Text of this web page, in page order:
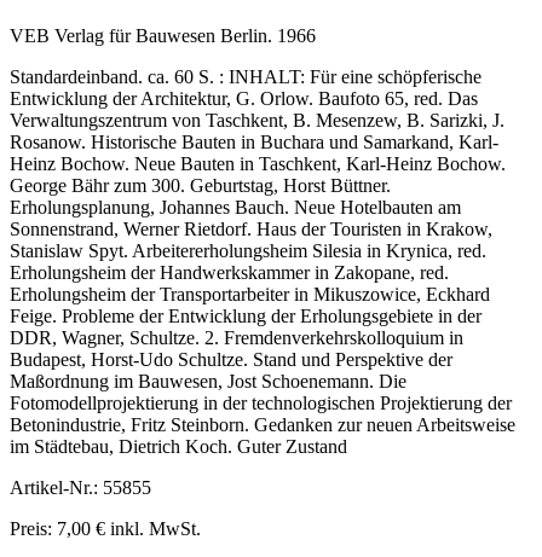
VEB Verlag für Bauwesen Berlin. 1966
Standardeinband. ca. 60 S. : INHALT: Für eine schöpferische
Entwicklung der Architektur, G. Orlow. Baufoto 65, red. Das
Verwaltungszentrum von Taschkent, B. Mesenzew, B. Sarizki, J.
Rosanow. Historische Bauten in Buchara und Samarkand, Karl-
Heinz Bochow. Neue Bauten in Taschkent, Karl-Heinz Bochow.
George Bähr zum 300. Geburtstag, Horst Büttner.
Erholungsplanung, Johannes Bauch. Neue Hotelbauten am
Sonnenstrand, Werner Rietdorf. Haus der Touristen in Krakow,
Stanislaw Spyt. Arbeitererholungsheim Silesia in Krynica, red.
Erholungsheim der Handwerkskammer in Zakopane, red.
Erholungsheim der Transportarbeiter in Mikuszowice, Eckhard
Feige. Probleme der Entwicklung der Erholungsgebiete in der
DDR, Wagner, Schultze. 2. Fremdenverkehrskolloquium in
Budapest, Horst-Udo Schultze. Stand und Perspektive der
Maßordnung im Bauwesen, Jost Schoenemann. Die
Fotomodellprojektierung in der technologischen Projektierung der
Betonindustrie, Fritz Steinborn. Gedanken zur neuen Arbeitsweise
im Städtebau, Dietrich Koch. Guter Zustand
Artikel-Nr.: 55855
Preis: 7,00 € inkl. MwSt.